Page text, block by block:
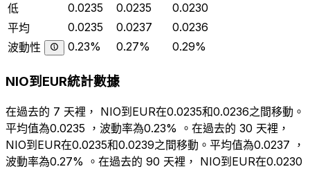
低
0.0235 0.0235
0.0230
平均
0.0235 0.0237
0.0236
波動性
0.23% 0.27% 0.29%
NIO到EUR統計數據
在過去的 7 天裡， NIO到EUR在0.0235和0.0236之間移動。
平均值為0.0235 ，波動率為0.23% 。在過去的 30 天裡，
NIO到EUR在0.0235和0.0239之間移動。平均值為0.0237 ，
波動率為0.27% 。在過去的 90 天裡， NIO到EUR在0.0230